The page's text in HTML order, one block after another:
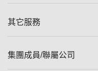
美聯豪宅
獨家樓盤
租盤
查詢熱線
按揭計算機
樓價指數
歷史成交
其它服務
屋苑專頁
集團成員/聯屬公司